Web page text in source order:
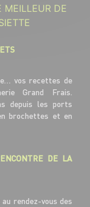
MEILLEUR DE
vos recettes de
Grand Frais.
depuis les ports
brochettes et en
DE LA
rendez-vous des